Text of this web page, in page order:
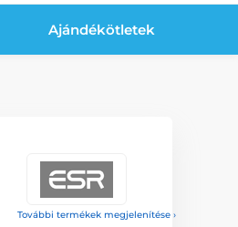
Ajándékötletek
További termékek megjelenítése ›